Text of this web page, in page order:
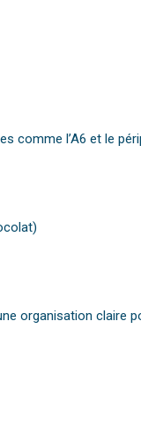
comme l’A6 et le
organisation claire